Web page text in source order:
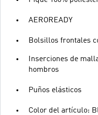
AEROREADY
Bolsillos frontales
Inserciones de
hombros
Puños elásticos
Color del artículo: